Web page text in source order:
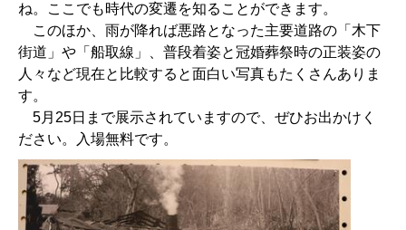
ね。ここでも時代の変遷を知ることができます。
このほか、雨が降れば悪路となった主要道路の「木下
街道」や「船取線」、普段着姿と冠婚葬祭時の正装姿の
人々など現在と比較すると面白い写真もたくさんありま
す。
5月25日まで展示されていますので、ぜひお出かけく
ださい。入場無料です。